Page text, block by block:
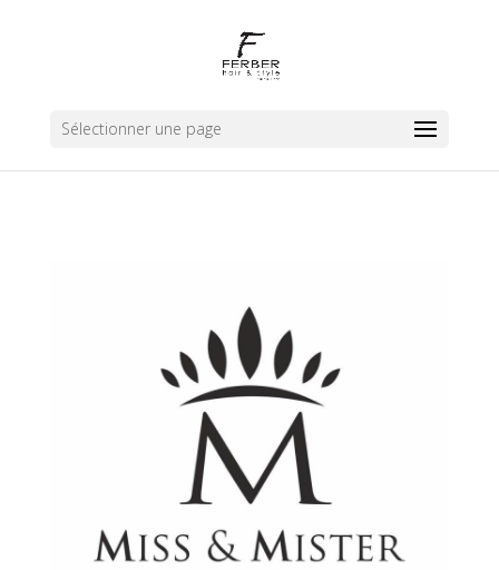
Sélectionner une page